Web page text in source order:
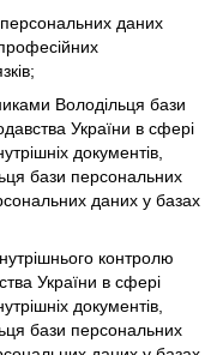
даних
професійних
Володільця бази
України в сфері
документів,
бази персональних
даних у базах
контролю
України в сфері
документів,
бази персональних